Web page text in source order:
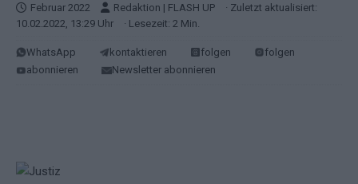
Februar 2022 Redaktion | FLASH UP
· Zuletzt aktualisiert:
10.02.2022, 13:29 Uhr
· Lesezeit: 2 Min.
WhatsApp kontaktieren folgen
folgen
abonnieren
Newsletter abonnieren